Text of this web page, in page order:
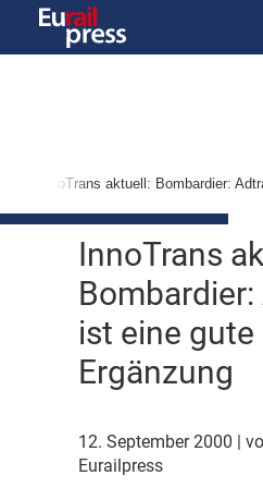
InnoTrans aktuell: Bombardier:
InnoTrans
ist eine gute
Ergänzung
12. September 2000
|
Eurailpress